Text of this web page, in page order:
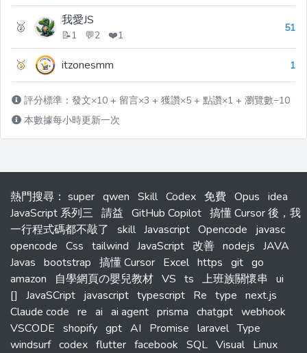
🥈 我愛JS
📝1 💬2 ❤️1
51
🥉 itzonesmm 1
評分標準：發文×10 + 留言×3 + 獲讚×5 + 點讚×1 + 瀏覽數÷10
本數據每小時更新一次
熱門搜尋 ： super qwen Skill Codex 免費 Opus idea
JavaScript 系列三 請益 GitHub Copilot 搞懂 Cursor 後，我
一行程式碼都不敲了
skill Javascript Opencode
javasc
opencode Css tailwind JavaScript 改善 nodejs JAVA
Javas bootstrap 搞懂 Cursor Excel https git go
amazon
自學網頁の嬰兒教材 VS ts 上班族關懷串
ui
[]
JavaSCript javascript typescript Re type next.js
Claude code re ai ai agent prisma chatgpt webhook
VSCODE shopify gpt AI Promise laravel Type
windsurf codex flutter facebook SQL Visual Linux